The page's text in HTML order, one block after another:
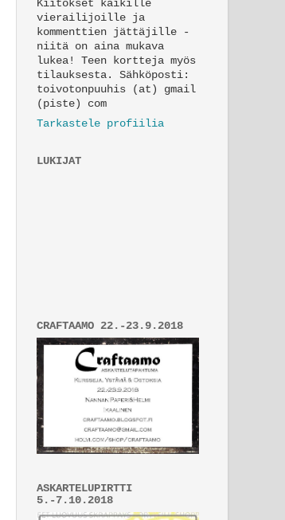
Kiitokset kaikille
vierailijoille ja
kommenttien jättäjille -
niitä on aina mukava
lukea! Teen kortteja myös
tilauksesta. Sähköposti:
toivotonpuuhis (at) gmail
(piste) com
Tarkastele profiilia
LUKIJAT
CRAFTAAMO 22.-23.9.2018
ASKARTELUPIRTTI
5.-7.10.2018